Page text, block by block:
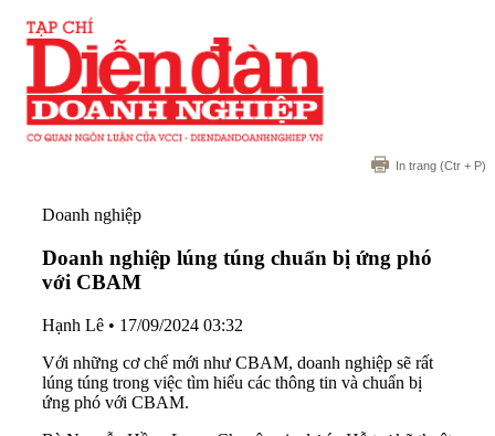
In trang (Ctr + P)
Doanh nghiệp
Doanh nghiệp lúng túng chuẩn bị ứng phó
với CBAM
Hạnh Lê • 17/09/2024 03:32
Với những cơ chế mới như CBAM, doanh nghiệp sẽ rất
lúng túng trong việc tìm hiểu các thông tin và chuẩn bị
ứng phó với CBAM.